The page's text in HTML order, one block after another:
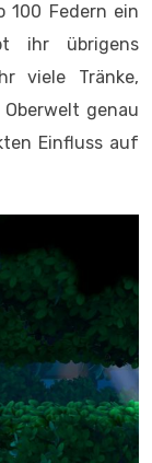
100 Federn ein
ihr übrigens
viele Tränke,
genau
Einfluss auf